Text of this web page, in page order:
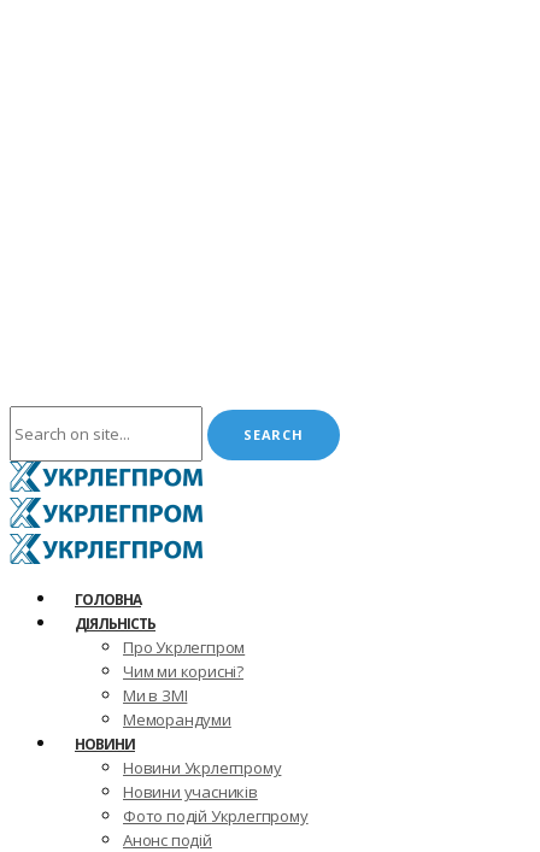
ГОЛОВНА
ДІЯЛЬНІСТЬ
Про Укрлегпром
Чим ми корисні?
Ми в ЗМІ
Меморандуми
НОВИНИ
Новини Укрлегпрому
Новини учасників
Фото подій Укрлегпрому
Анонс подій